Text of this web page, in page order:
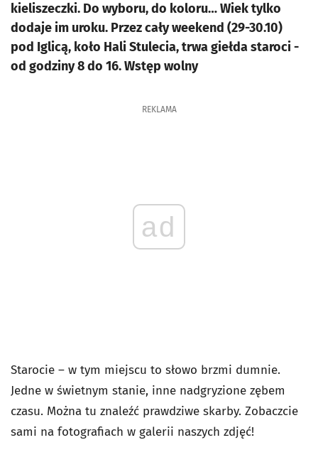
kieliszeczki. Do wyboru, do koloru… Wiek tylko
dodaje im uroku. Przez cały weekend (29-30.10)
pod Iglicą, koło Hali Stulecia, trwa giełda staroci -
od godziny 8 do 16. Wstęp wolny
REKLAMA
ad
Starocie – w tym miejscu to słowo brzmi dumnie.
Jedne w świetnym stanie, inne nadgryzione zębem
czasu. Można tu znaleźć prawdziwe skarby. Zobaczcie
sami na fotografiach w galerii naszych zdjęć!